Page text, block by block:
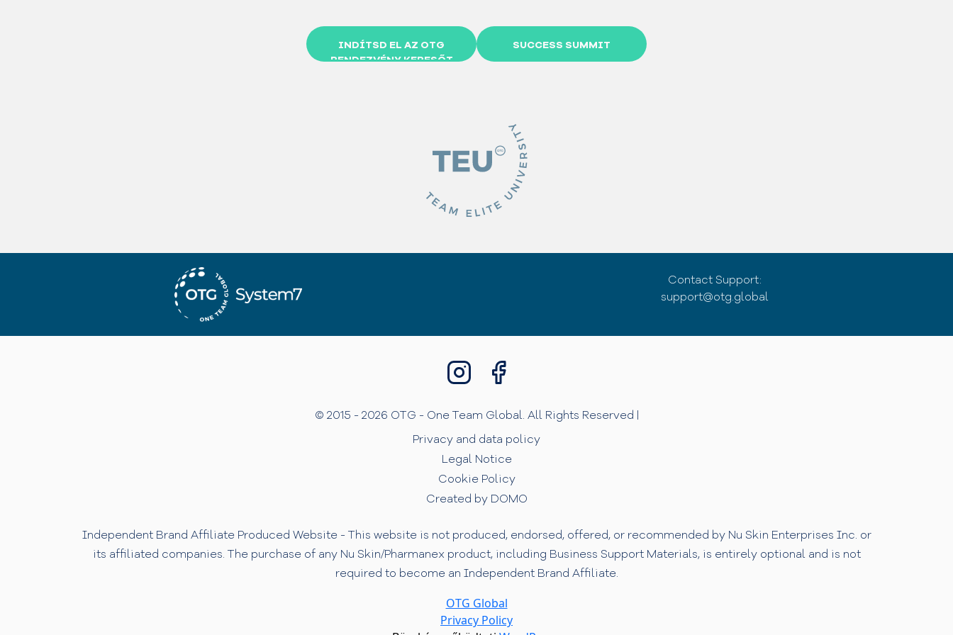
INDÍTSD EL AZ OTG
RENDEZVÉNY KERESŐT
SUCCESS SUMMIT
Contact Support:
support@otg.global
© 2015 - 2026 OTG - One Team Global. All Rights Reserved |
Privacy and data policy
Legal Notice
Cookie Policy
Created by DOMO
Independent Brand Affiliate Produced Website - This website is not produced, endorsed, offered, or recommended by Nu Skin Enterprises Inc. or
its affiliated companies. The purchase of any Nu Skin/Pharmanex product, including Business Support Materials, is entirely optional and is not
required to become an Independent Brand Affiliate.
OTG Global
Privacy Policy